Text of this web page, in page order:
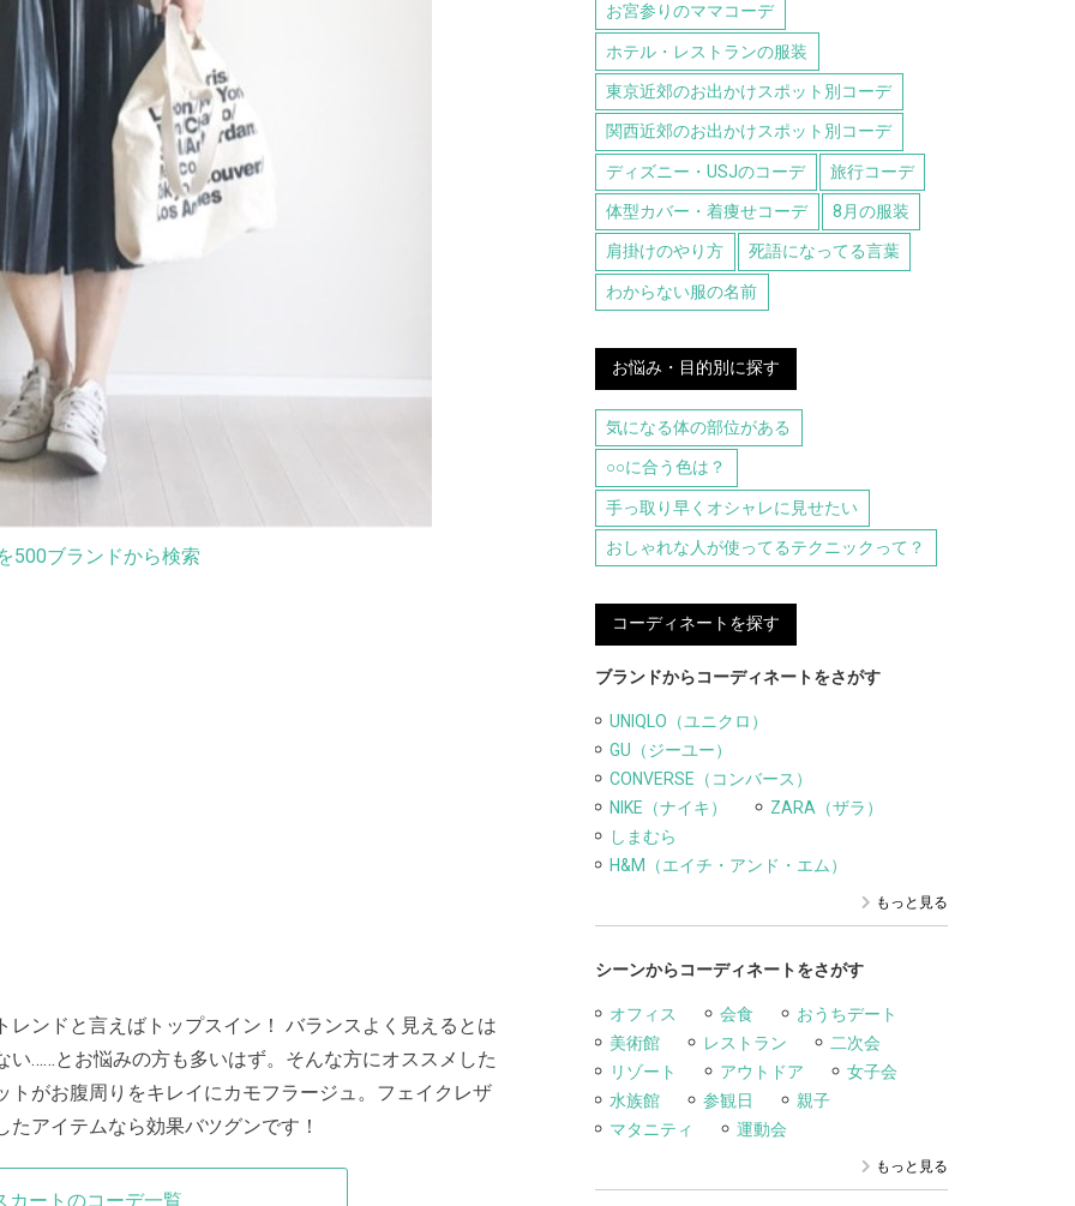
500ブランドから検索
ンドと言えばトップスイン！ バランスよく見えるとは
……とお悩みの方も多いはず。そんな方にオススメした
がお腹周りをキレイにカモフラージュ。フェイクレザ
アイテムなら効果バツグンです！
カートのコーデ一覧
お宮参りのママコーデ
ホテル・レストランの服装
東京近郊のお出かけスポット別コーデ
関西近郊のお出かけスポット別コーデ
ディズニー・USJのコーデ 旅行コーデ
体型カバー・着痩せコーデ 8月の服装
肩掛けのやり方 死語になってる言葉
わからない服の名前
お悩み・目的別に探す
気になる体の部位がある
○○に合う色は？
手っ取り早くオシャレに見せたい
おしゃれな人が使ってるテクニックって？
コーディネートを探す
ブランドからコーディネートをさがす
UNIQLO（ユニクロ）
GU（ジーユー）
CONVERSE（コンバース）
NIKE（ナイキ）
ZARA（ザラ）
しまむら
H&M（エイチ・アンド・エム）
もっと見る
シーンからコーディネートをさがす
オフィス 会食
おうちデート
美術館
レストラン
二次会
リゾート
アウトドア
女子会
水族館
参観日
親子
マタニティ
運動会
もっと見る